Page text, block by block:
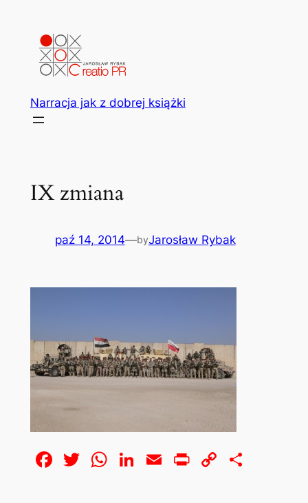
Narracja jak z dobrej książki
IX zmiana
paź 14, 2014—byJarosław Rybak
Facebook
Twitter
WhatsApp
LinkedIn
EmailPrintCopy